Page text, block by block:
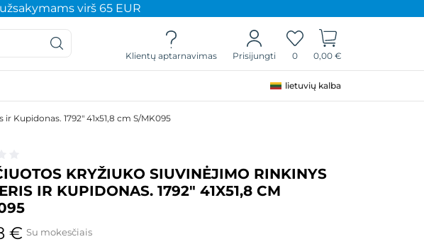
virš 65 EUR
Klientų aptarnavimas Prisijungti 0 0,00 €
lietuvių kalba
Kupidonas. 1792" 41x51,8 cm S/MK095
KRYŽIUKO SIUVINĖJIMO RINKINYS
IR KUPIDONAS. 1792" 41X51,8 CM
€ Su mokesčiais